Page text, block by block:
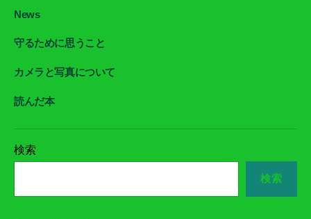
News
守るために思うこと
カメラと写真について
読んだ本
検索
検索